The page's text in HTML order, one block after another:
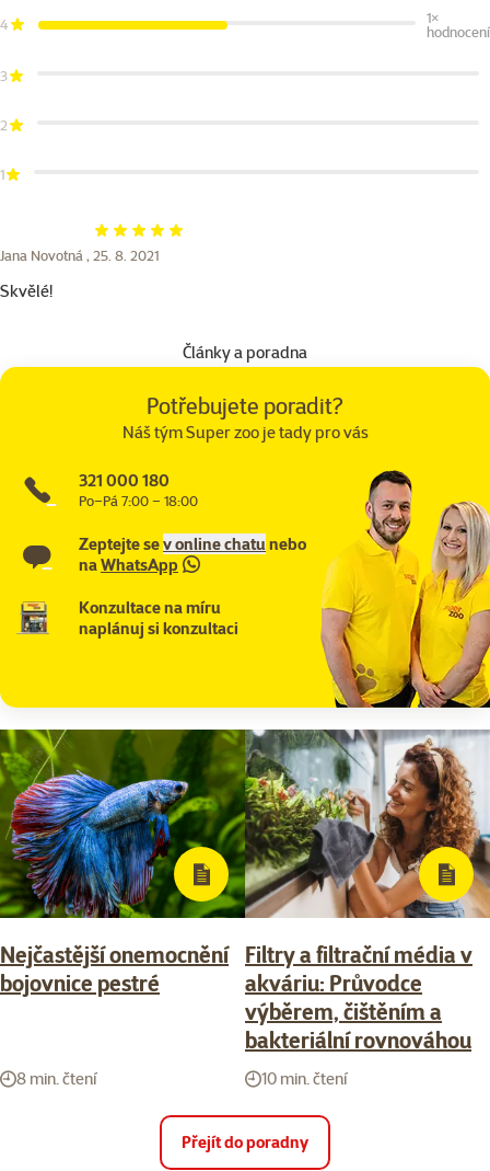
4
1×
hodnocení
3
2
1
Hodnocení 100%
Jana Novotná , 25. 8. 2021
Skvělé!
Články a poradna
Potřebujete poradit?
Náš tým Super zoo je tady pro vás
321 000 180
Po–Pá 7:00 – 18:00
Zeptejte sev online chatu nebo
naWhatsApp
Konzultace na míru
naplánuj si konzultaci
Nejčastější onemocnění
bojovnice pestré
8 min. čtení
Filtry a filtrační média v
akváriu: Průvodce
výběrem, čištěním a
bakteriální rovnováhou
10 min. čtení
Přejít do poradny